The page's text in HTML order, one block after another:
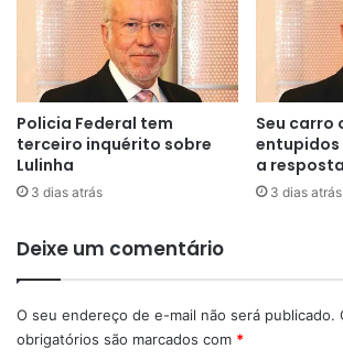
Policia Federal tem
terceiro inquérito sobre
Lulinha
3 dias atrás
Seu carro
entupidos
a
3 dias atrás
Deixe um comentário
O seu endereço de e-mail não será publicado.
obrigatórios são marcados com *